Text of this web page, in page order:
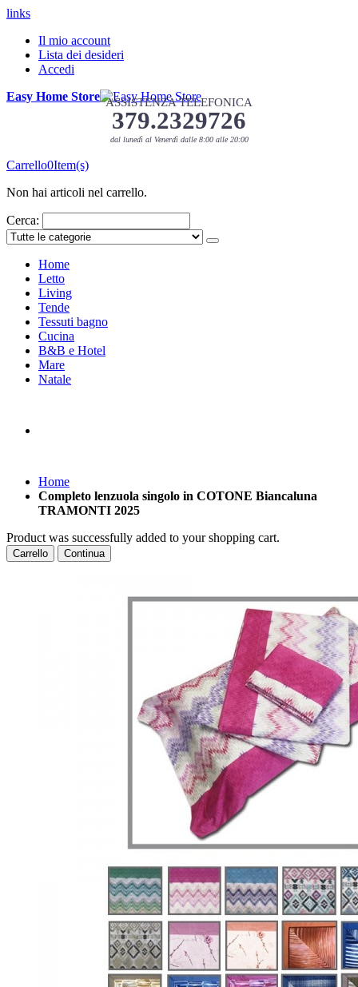
links
Il mio account
Lista dei desideri
Accedi
Easy Home Store ASSISTENZA TELEFONICA
379.2329726
dal lunedì al Venerdì dalle 8:00 alle 20:00
Carrello0Item(s)
Non hai articoli nel carrello.
Cerca:
Home
Letto
Living
Tende
Tessuti bagno
Cucina
B&B e Hotel
Mare
Natale
Home
Completo lenzuola singolo in COTONE Biancaluna
TRAMONTI 2025
Product was successfully added to your shopping cart.
Carrello Continua